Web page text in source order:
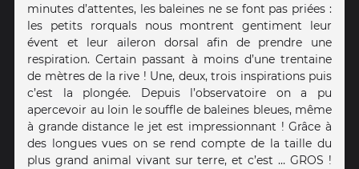
minutes d’attentes, les baleines ne se font pas priées :
les petits rorquals nous montrent gentiment leur
évent et leur aileron dorsal afin de prendre une
respiration. Certain passant à moins d’une trentaine
de mètres de la rive ! Une, deux, trois inspirations puis
c’est la plongée. Depuis l’observatoire on a pu
apercevoir au loin le souffle de baleines bleues, même
à grande distance le jet est impressionnant ! Grâce à
des longues vues on se rend compte de la taille du
plus grand animal vivant sur terre, et c’est … GROS !